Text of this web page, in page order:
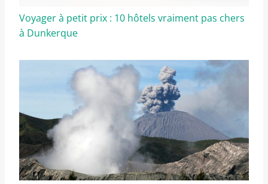
Voyager à petit prix : 10 hôtels vraiment pas chers
à Dunkerque